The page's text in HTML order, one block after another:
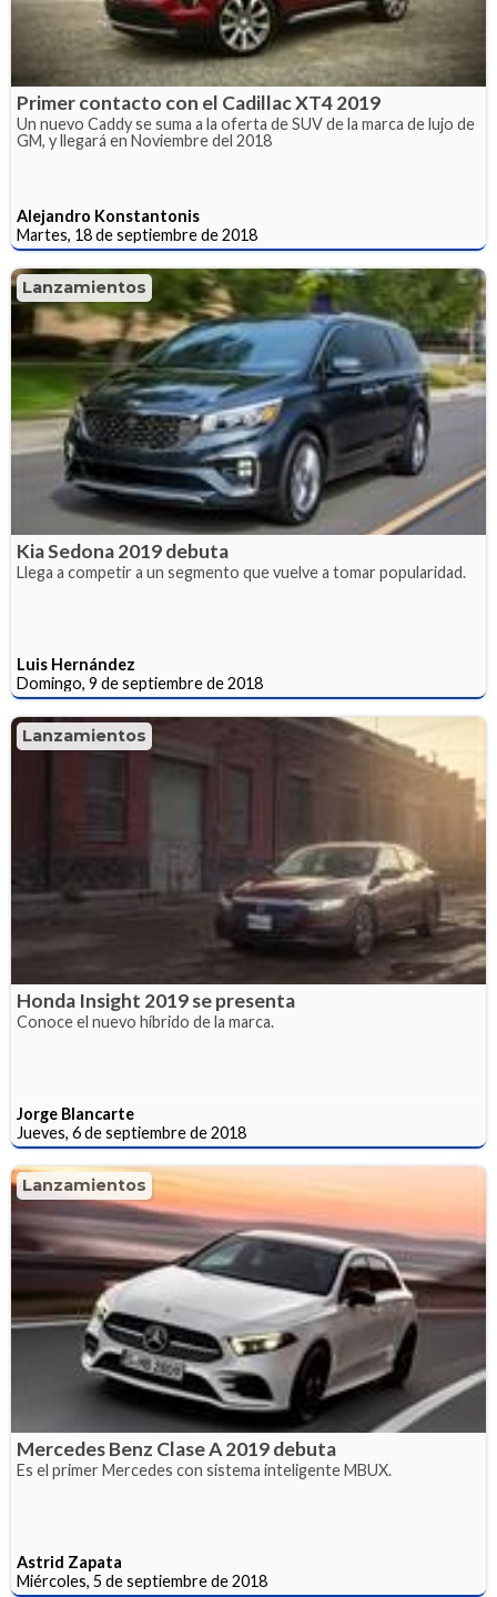
Primer contacto con el Cadillac XT4 2019
Un nuevo Caddy se suma a la oferta de SUV de la marca de lujo de
GM, y llegará en Noviembre del 2018
Alejandro Konstantonis
Martes, 18 de septiembre de 2018
Lanzamientos
Kia Sedona 2019 debuta
Llega a competir a un segmento que vuelve a tomar popularidad.
Luis Hernández
Domingo, 9 de septiembre de 2018
Lanzamientos
Honda Insight 2019 se presenta
Conoce el nuevo híbrido de la marca.
Jorge Blancarte
Jueves, 6 de septiembre de 2018
Lanzamientos
Mercedes Benz Clase A 2019 debuta
Es el primer Mercedes con sistema inteligente MBUX.
Astrid Zapata
Miércoles, 5 de septiembre de 2018